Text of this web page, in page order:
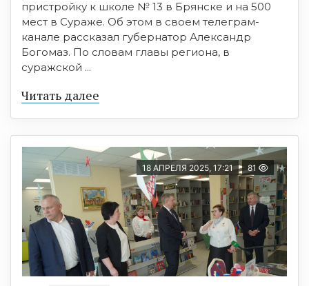
пристройку к школе № 13 в Брянске и на 500
мест в Сураже. Об этом в своем телеграм-
канале рассказал губернатор Александр
Богомаз. По словам главы региона, в
суражской ...
Читать далее
18 АПРЕЛЯ 2025, 17:21 81